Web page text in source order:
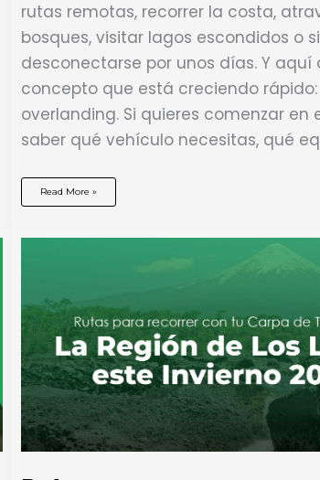
rutas remotas, recorrer la costa,
bosques, visitar lagos escondidos o
desconectarse por unos días. Y aquí
concepto que está creciendo rápido:
overlanding. Si quieres comenzar en
saber qué vehículo necesitas, qué
Overlanding
Chile:
cómo
carpa
de
Read More »